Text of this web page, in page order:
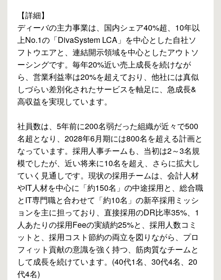
【詳細】
ディーバの主力事業は、国内シェア40%超、10年以
上No.1の「DivaSystem LCA」を中心とした自社ソ
フトウエアと、連結開示領域を中心としたアウトソ
ーシングです。毎年20%近い売上成長を続けなが
ら、営業利益率は20%を超えており、他社には真似
しづらい差別化されたサービスを軸足に、急成長&
高収益を実現しています。
社員数は、5年前に200名弱だった組織が近々で500
名超となり、2028年6月期には800名を超える計画と
なっています。採用人事チームも、当初は2～3名規
模でしたが、近い将来に10名を超え、さらに拡大し
ていく見通しです。現状の採用チームは、会計人材
やIT人材を中心に「約150名」の中途採用と、総合職
とIT専門職と合わせて「約10名」の新卒採用ミッシ
ョンを主に担っており、直接採用のDR比率35%、1
人あたりの採用Feeの実績約25%と、採用人数コミ
ットと、採用コスト節約の両立を図りながら、プロ
フィット貢献の意識を強く持つ、筋肉質なチームと
して成長を続けています。(40代1名、30代4名、20
代4名)